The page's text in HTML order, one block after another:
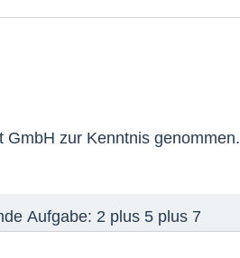
GmbH zur Kenntnis genommen.
Aufgabe: 2 plus 5 plus 7